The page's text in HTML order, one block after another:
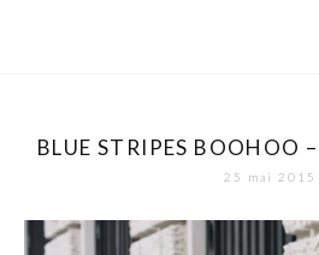
BLUE STRIPES BOOHOO
25 mai 2015